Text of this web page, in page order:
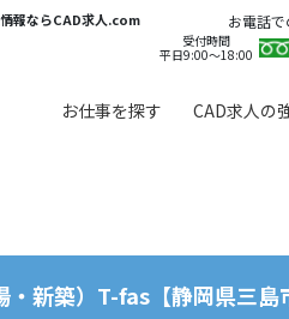
/home/jagfield/
報ならCAD求人.com お電話
受付時間
平日9:00〜18:00
お仕事を探す CAD求人の
新築）T-fas【静岡県三島